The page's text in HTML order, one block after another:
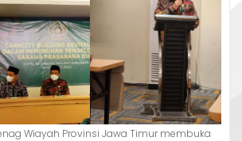
Wiayah Provinsi Jawa Timur membuka